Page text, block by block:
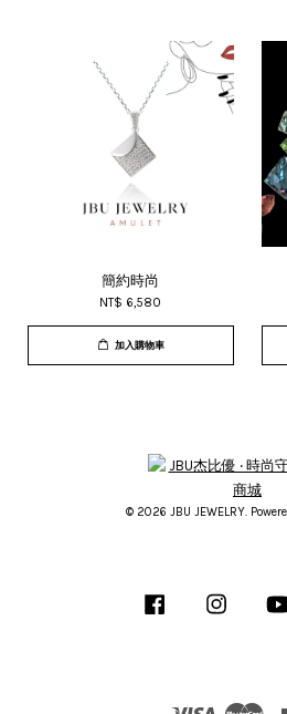
簡約時尚
NT$ 6,580
加入購物車
© 2026 JBU JEWELRY.
Facebook
Visa